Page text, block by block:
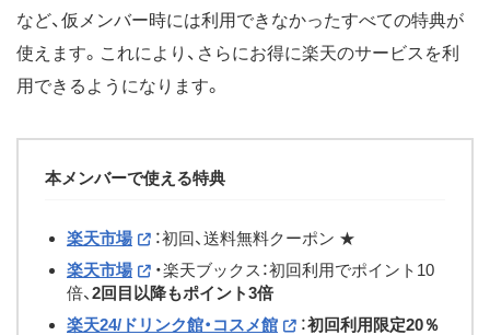
など、仮メンバー時には利用できなかったすべての特典が
使えます。これにより、さらにお得に楽天のサービスを利
用できるようになります。
本メンバーで使える特典
楽天市場
：初回、送料無料クーポン ★
楽天市場
・楽天ブックス：初回利用でポイント10
倍、 2回目以降もポイント3倍
楽天24/ドリンク館・コスメ館
：初回利用限定20％